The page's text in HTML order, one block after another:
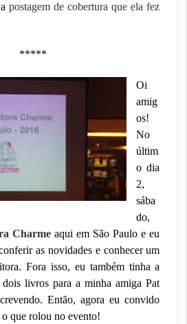
postagem de cobertura que ela fez
*****
Oi
amig
os!
No
últim
o dia
2,
sába
do,
Charmeaqui em São Paulo e eu
as novidades e conhecer um
Fora isso, eu também tinha a
dois livros para a minha amiga Pat
Então, agora eu convido
que rolou no evento!